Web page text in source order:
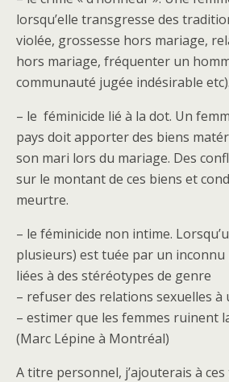
lorsqu’elle transgresse des
violée, grossesse hors mariage,
hors mariage, fréquenter un
communauté jugée indésirable etc).
– le féminicide lié à la dot. Un
pays doit apporter des biens
son mari lors du mariage. Des
sur le montant de ces biens et
meurtre.
– le féminicide non intime.
plusieurs) est tuée par un
liées à des stéréotypes de genre
– refuser des relations sexuelles à
– estimer que les femmes ruinent
(Marc Lépine à Montréal)
A titre personnel, j’ajouterais à ces